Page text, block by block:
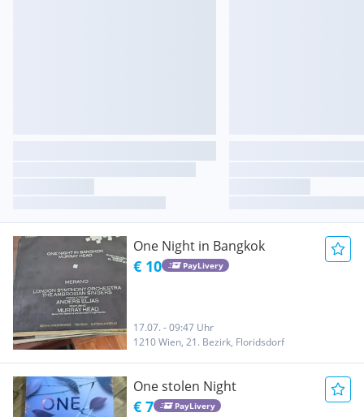
One Night in Bangkok
€ 10 PayLivery
17.07. - 09:47 Uhr
1210 Wien, 21. Bezirk, Floridsdorf
One stolen Night
€ 7 PayLivery